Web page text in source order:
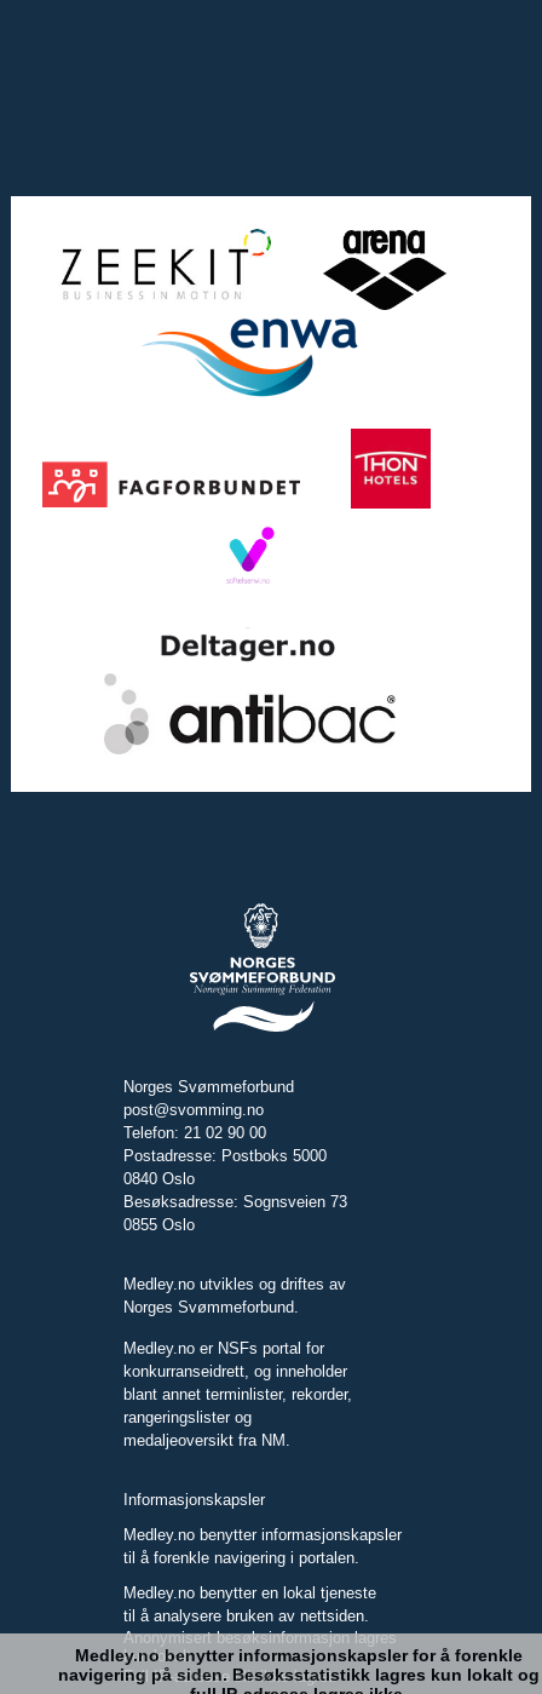
Norges Svømmeforbund
post@svomming.no
Telefon: 21 02 90 00
Postadresse: Postboks 5000
0840 Oslo
Besøksadresse: Sognsveien 73
0855 Oslo
Medley.no utvikles og driftes av
Norges Svømmeforbund.
Medley.no er NSFs portal for
konkurranseidrett, og inneholder
blant annet terminlister, rekorder,
rangeringslister og
medaljeoversikt fra NM.
Informasjonskapsler
Medley.no benytter informasjonskapsler
til å forenkle navigering i portalen.
Medley.no benytter en lokal tjeneste
til å analysere bruken av nettsiden.
Anonymisert besøksinformasjon lagres
kun lokalt.
Full IP-adresse blir ikke lagret.
Medley.no benytter informasjonskapsler for å forenkle
navigering på siden. Besøksstatistikk lagres kun lokalt og